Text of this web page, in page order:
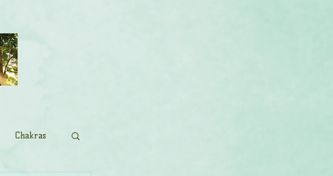
Chakras